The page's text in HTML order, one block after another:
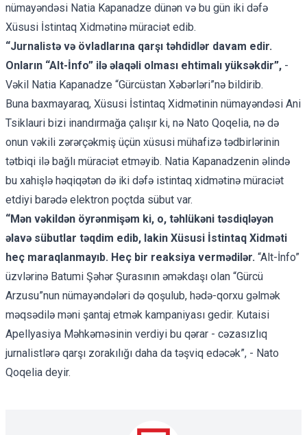
nümayəndəsi Natia Kapanadze dünən və bu gün iki dəfə
Xüsusi İstintaq Xidmətinə müraciət edib.
“Jurnalistə və övladlarına qarşı təhdidlər davam edir.
Onların “Alt-İnfo” ilə əlaqəli olması ehtimalı yüksəkdir”, -
Vəkil Natia Kapanadze “Gürcüstan Xəbərləri”nə bildirib.
Buna baxmayaraq, Xüsusi İstintaq Xidmətinin nümayəndəsi Ani
Tsiklauri bizi inandırmağa çalışır ki, nə Nato Qoqelia, nə də
onun vəkili zərərçəkmiş üçün xüsusi mühafizə tədbirlərinin
tətbiqi ilə bağlı müraciət etməyib. Natia Kapanadzenin əlində
bu xahişlə həqiqətən də iki dəfə istintaq xidmətinə müraciət
etdiyi barədə elektron poçtda sübut var.
“Mən vəkildən öyrənmişəm ki, o, təhlükəni təsdiqləyən
əlavə sübutlar təqdim edib, lakin Xüsusi İstintaq Xidməti
heç maraqlanmayıb. Heç bir reaksiya vermədilər. “Alt-İnfo”
üzvlərinə Batumi Şəhər Şurasının əməkdaşı olan “Gürcü
Arzusu”nun nümayəndələri də qoşulub, hədə-qorxu gəlmək
məqsədilə məni şantaj etmək kampaniyası gedir. Kutaisi
Apellyasiya Məhkəməsinin verdiyi bu qərar - cəzasızlıq
jurnalistlərə qarşı zorakılığı daha da təşviq edəcək”, - Nato
Qoqelia deyir.